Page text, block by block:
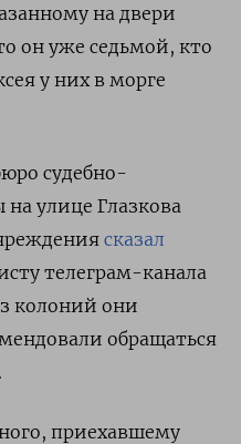
на двери
он уже седьмой, кто
у них в морге
судебно-
улице Глазкова
сказал
телеграм-канала
колоний они
обращаться
приехавшему